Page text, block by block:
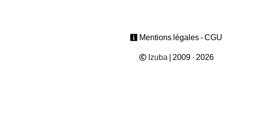
Mentions légales - CGU
Izuba | 2009 · 2026